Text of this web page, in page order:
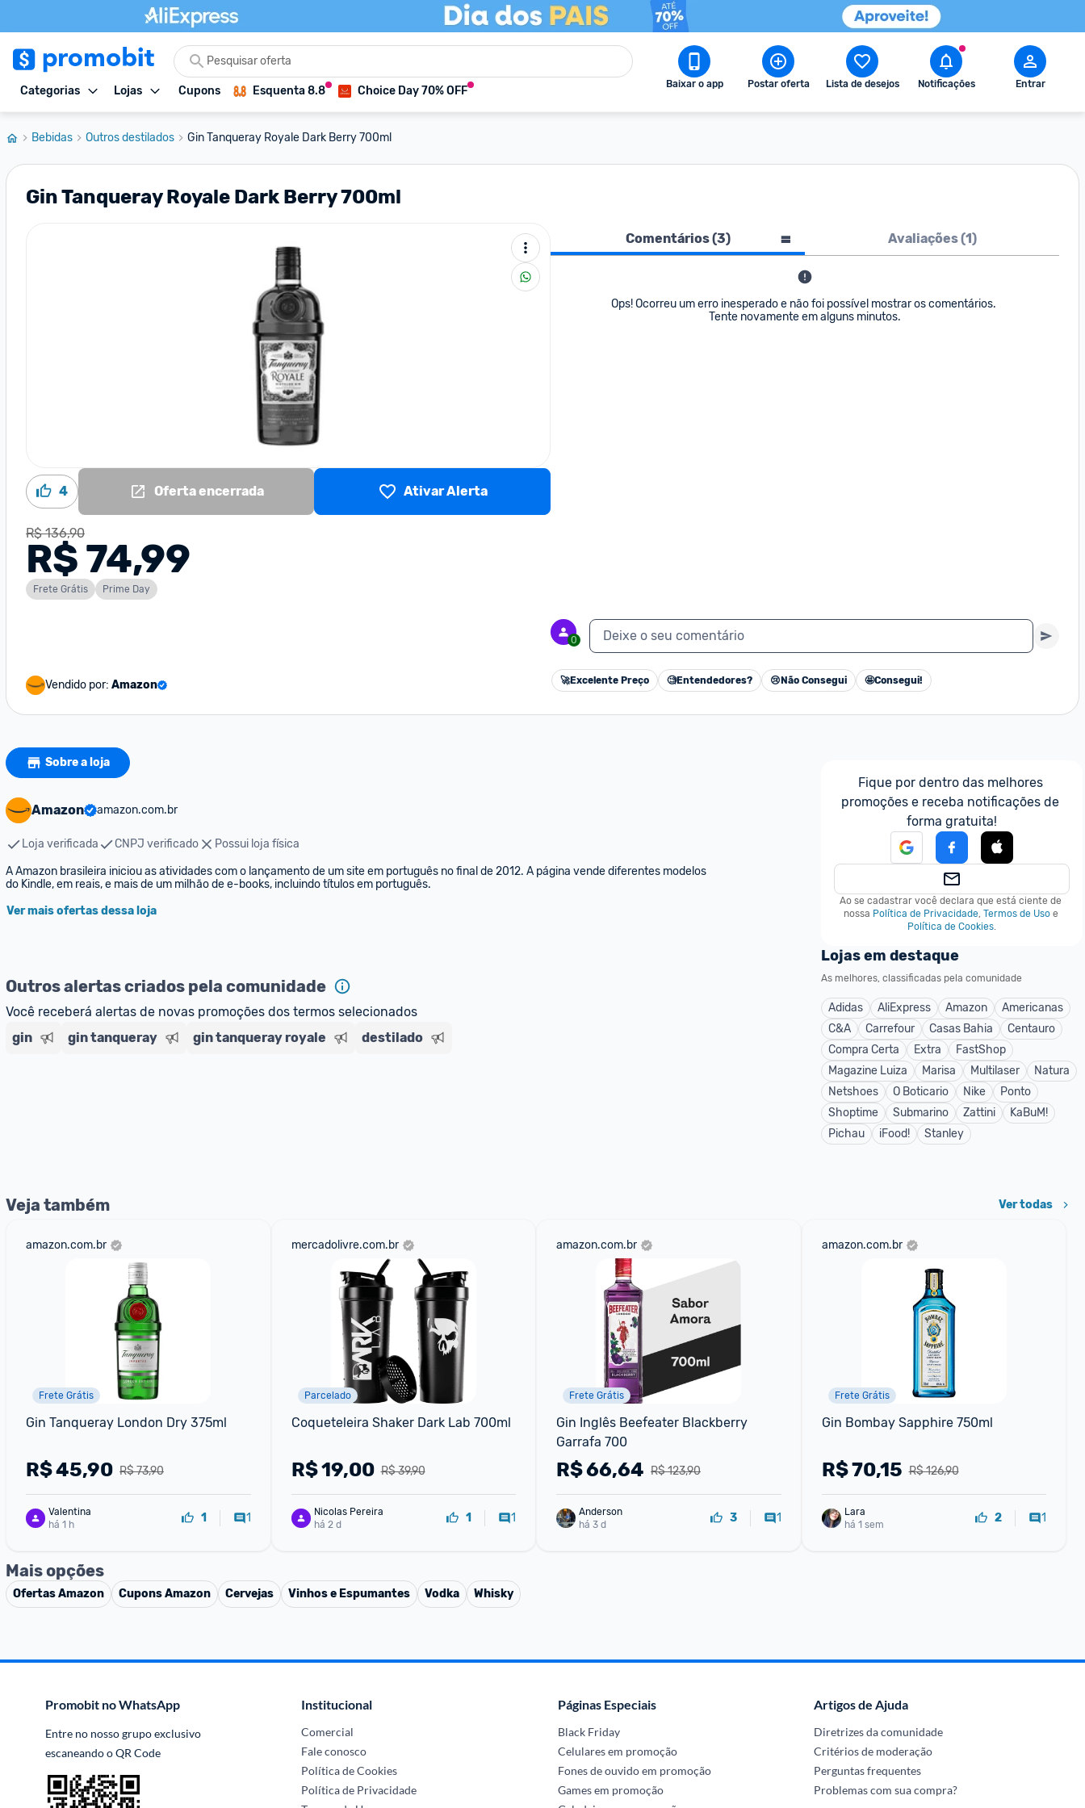
Categorias Lojas Cupons Esquenta 8.8 Choice Day 70% OFF Baixar o app Postar oferta Lista de desejos Notificações Entrar
Bebidas Outros destilados Gin Tanqueray Royale Dark Berry 700ml
Gin Tanqueray Royale Dark Berry 700ml
4 Oferta encerrada Ativar Alerta
R$ 136,90
R$ 74,99
Frete Grátis Prime Day
Vendido por: Amazon
Comentários (3) Avaliações (1)
Ops! Ocorreu um erro inesperado e não foi possível mostrar os comentários.
Tente novamente em alguns minutos.
0 Deixe o seu comentário
🚀Excelente Preço 🧐Entendedores? 😢 Não Consegui 🤩Consegui!
Sobre a loja
Amazon amazon.com.br
Loja verificada CNPJ verificado
Possui loja física
A Amazon brasileira iniciou as atividades com o lançamento de um site em português no final de 2012. A página vende diferentes modelos
do Kindle, em reais, e mais de um milhão de e-books, incluindo títulos em português.
Ver mais ofertas dessa loja
Outros alertas criados pela comunidade
Você receberá alertas de novas promoções dos termos selecionados
gin
gin tanqueray gin tanqueray royale destilado
Fique por dentro das melhores
promoções e receba notificações de
forma gratuita!
Ao se cadastrar você declara que está ciente de
nossa Política de Privacidade, Termos de Uso e
Política de Cookies.
Lojas em destaque
As melhores, classificadas pela comunidade
Adidas AliExpress Amazon
Americanas
C&A
Carrefour Casas Bahia
Centauro
Compra Certa
Extra
FastShop
Magazine Luiza
Marisa Multilaser
Natura
Netshoes
O Boticario Nike
Ponto
Shoptime
Submarino Zattini
KaBuM!
Pichau
iFood! Stanley
Veja também Ver todas
amazon.com.br
Frete Grátis
Gin Tanqueray London Dry 375ml
R$ 73,90
R$45,90
Valentina
há 1 h
1 1
mercadolivre.com.br
Parcelado
Coqueteleira Shaker Dark Lab 700ml
R$ 39,90
R$19,00
Nicolas Pereira
há 2 d
1 1
amazon.com.br
Frete Grátis
Gin Inglês Beefeater Blackberry
Garrafa 700
R$ 123,90
R$66,64
Anderson
há 3 d
3 1
amazon.com.br
Frete Grátis
Gin Bombay Sapphire 750ml
R$ 126,90
R$70,15
Lara
há 1 sem
2 1
Mais opções
OfertasAmazon CuponsAmazon Cervejas Vinhos e Espumantes Vodka Whisky
Promobit no WhatsApp
Entre no nosso grupo exclusivo
escaneando o QR Code
Institucional
Comercial
Fale conosco
Política de Cookies
Política de Privacidade
Páginas Especiais
Black Friday
Celulares em promoção
Fones de ouvido em promoção
Games em promoção
Artigos de Ajuda
Diretrizes da comunidade
Critérios de moderação
Perguntas frequentes
Problemas com sua compra?